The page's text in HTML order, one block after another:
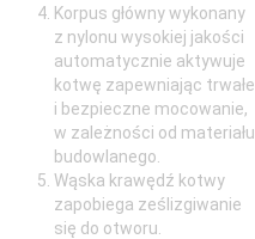
Korpus główny wykonany
z nylonu wysokiej jakości
automatycznie aktywuje
kotwę zapewniając trwałe
i bezpieczne mocowanie,
w zależności od materiału
budowlanego.
Wąska krawędź kotwy
zapobiega ześlizgiwanie
się do otworu.